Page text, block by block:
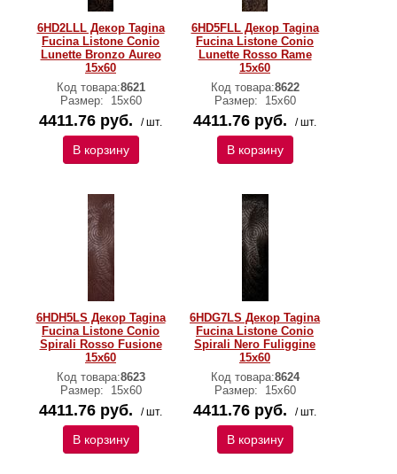
6HD2LLL Декор Tagina
Fucina Listone Conio
Lunette Bronzo Aureo
15x60
Код товара:8621
Размер:
15x60
4411.76 руб. / шт.
В корзину
6HD5FLL Декор Tagina
Fucina Listone Conio
Lunette Rosso Rame
15x60
Код товара:8622
Размер:
15x60
4411.76 руб. / шт.
В корзину
6HDH5LS Декор Tagina
Fucina Listone Conio
Spirali Rosso Fusione
15x60
Код товара:8623
Размер:
15x60
4411.76 руб. / шт.
В корзину
6HDG7LS Декор Tagina
Fucina Listone Conio
Spirali Nero Fuliggine
15x60
Код товара:8624
Размер:
15x60
4411.76 руб. / шт.
В корзину